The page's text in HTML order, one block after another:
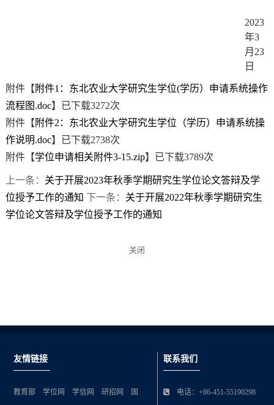
2023
年3
月 23
日
附件【 附件1：东北农业大学研究生学位(学历）申请系统操作
流程图.doc】已下载3272次
附件【 附件2：东北农业大学研究生学位（学历）申请系统操
作说明.doc】已下载2738次
附件【学位申请相关附件3-15.zip】已下载3789次
上一条： 关于开展2023年秋季学期研究生学位论文答辩及学
位授予工作的通知 下一条： 关于开展2022年秋季学期研究生
学位论文答辩及学位授予工作的通知
关闭
友情链接
教育部 学位网 学信网 研招网 国
联系我们
电话：+86-451-55190298